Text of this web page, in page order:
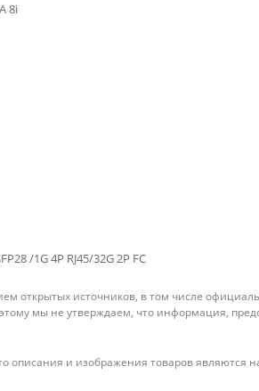
8i
/1G 4P RJ45/32G 2P FC
открытых источников, в том числе
мы не утверждаем, что информация,
описания и изображения товаров